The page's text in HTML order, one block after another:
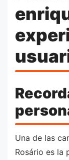
Una de las
Rosário es la